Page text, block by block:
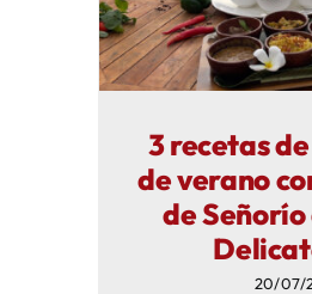
3 recetas
de verano
de
20/07/